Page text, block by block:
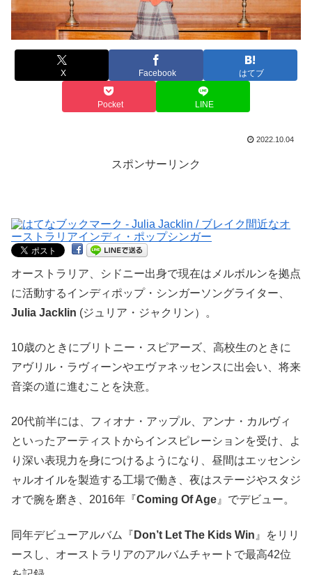
X Facebook はてブ
Pocket LINE
2022.10.04
スポンサーリンク
オーストラリア、シドニー出身で現在はメルボルンを拠点
に活動するインディポップ・シンガーソングライター、
Julia Jacklin (ジュリア・ジャクリン）。
10歳のときにブリトニー・スピアーズ、高校生のときに
アヴリル・ラヴィーンやエヴァネッセンスに出会い、将来
音楽の道に進むことを決意。
20代前半には、フィオナ・アップル、アンナ・カルヴィ
といったアーティストからインスピレーションを受け、よ
り深い表現力を身につけるようになり、昼間はエッセンシ
ャルオイルを製造する工場で働き、夜はステージやスタジ
オで腕を磨き、2016年『 Coming Of Age』でデビュー。
同年デビューアルバム『 Don’t Let The Kids Win 』をリリ
ースし、オーストラリアのアルバムチャートで最高42位